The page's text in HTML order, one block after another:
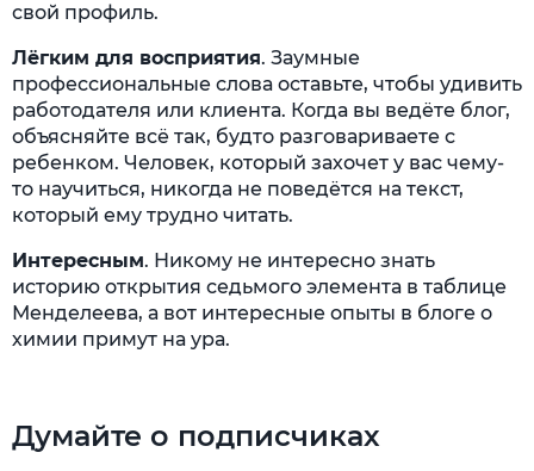
свой профиль.
Лёгким для восприятия. Заумные
профессиональные слова оставьте, чтобы удивить
работодателя или клиента. Когда вы ведёте блог,
объясняйте всё так, будто разговариваете с
ребенком. Человек, который захочет у вас чему-
то научиться, никогда не поведётся на текст,
который ему трудно читать.
Интересным. Никому не интересно знать
историю открытия седьмого элемента в таблице
Менделеева, а вот интересные опыты в блоге о
химии примут на ура.
Думайте о подписчиках